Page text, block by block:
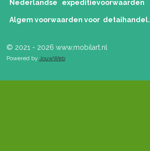
Nederlandse expeditievoorwaarden
Algem voorwaarden voor detaihandel.
© 2021 - 2026 www.mobilart.nl
Powered by JouwWeb